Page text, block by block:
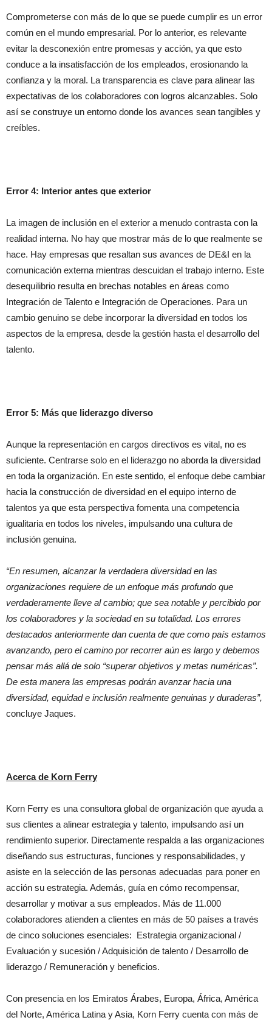
Comprometerse con más de lo que se puede cumplir es un error
común en el mundo empresarial. Por lo anterior, es relevante
evitar la desconexión entre promesas y acción, ya que esto
conduce a la insatisfacción de los empleados, erosionando la
confianza y la moral. La transparencia es clave para alinear las
expectativas de los colaboradores con logros alcanzables. Solo
así se construye un entorno donde los avances sean tangibles y
creíbles.
Error 4: Interior antes que exterior
La imagen de inclusión en el exterior a menudo contrasta con la
realidad interna. No hay que mostrar más de lo que realmente se
hace. Hay empresas que resaltan sus avances de DE&I en la
comunicación externa mientras descuidan el trabajo interno. Este
desequilibrio resulta en brechas notables en áreas como
Integración de Talento e Integración de Operaciones. Para un
cambio genuino se debe incorporar la diversidad en todos los
aspectos de la empresa, desde la gestión hasta el desarrollo del
talento.
Error 5: Más que liderazgo diverso
Aunque la representación en cargos directivos es vital, no es
suficiente. Centrarse solo en el liderazgo no aborda la diversidad
en toda la organización. En este sentido, el enfoque debe cambiar
hacia la construcción de diversidad en el equipo interno de
talentos ya que esta perspectiva fomenta una competencia
igualitaria en todos los niveles, impulsando una cultura de
inclusión genuina.
“En resumen, alcanzar la verdadera diversidad en las
organizaciones requiere de un enfoque más profundo que
verdaderamente lleve al cambio; que sea notable y percibido por
los colaboradores y la sociedad en su totalidad. Los errores
destacados anteriormente dan cuenta de que como país estamos
avanzando, pero el camino por recorrer aún es largo y debemos
pensar más allá de solo “superar objetivos y metas numéricas”.
De esta manera las empresas podrán avanzar hacia una
diversidad, equidad e inclusión realmente genuinas y duraderas”,
concluye Jaques.
Acerca de Korn Ferry
Korn Ferry es una consultora global de organización que ayuda a
sus clientes a alinear estrategia y talento, impulsando así un
rendimiento superior. Directamente respalda a las organizaciones
diseñando sus estructuras, funciones y responsabilidades, y
asiste en la selección de las personas adecuadas para poner en
acción su estrategia. Además, guía en cómo recompensar,
desarrollar y motivar a sus empleados. Más de 11.000
colaboradores atienden a clientes en más de 50 países a través
de cinco soluciones esenciales: Estrategia organizacional /
Evaluación y sucesión / Adquisición de talento / Desarrollo de
liderazgo / Remuneración y beneficios.
Con presencia en los Emiratos Árabes, Europa, África, América
del Norte, América Latina y Asia, Korn Ferry cuenta con más de